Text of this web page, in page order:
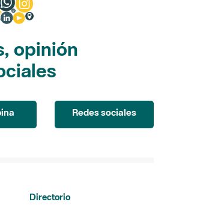
opinión
Redes sociales
Directorio